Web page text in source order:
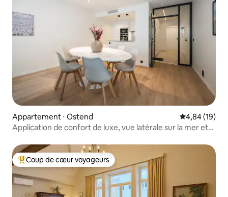
Appartement ⋅ Ostend Évaluation
4,84 (19)
Application de confort de luxe, vue latérale sur la mer et
Coups de cœur voyageurs les plus appréciés
Coup de cœur voyageurs